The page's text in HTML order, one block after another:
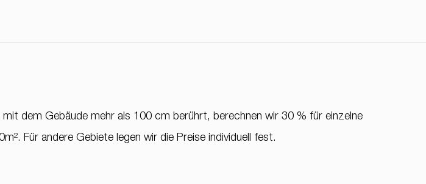
dem Gebäude mehr als 100 cm berührt, berechnen wir 30 % für einzelne
Für andere Gebiete legen wir die Preise individuell fest.